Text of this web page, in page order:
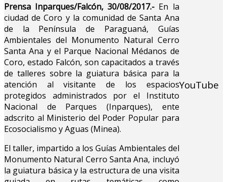
Prensa Inparques/Falcón, 30/08/2017.- En la
ciudad de Coro y la comunidad de Santa Ana
de la Península de Paraguaná, Guías
Ambientales del Monumento Natural Cerro
Santa Ana y el Parque Nacional Médanos de
Coro, estado Falcón, son capacitados a través
de talleres sobre la guiatura básica para la
atención al visitante de los espacios
protegidos administrados por el Instituto
Nacional de Parques (Inparques), ente
adscrito al Ministerio del Poder Popular para
Ecosocialismo y Aguas (Minea).
El taller, impartido a los Guías Ambientales del
Monumento Natural Cerro Santa Ana, incluyó
la guiatura básica y la estructura de una visita
YouTube